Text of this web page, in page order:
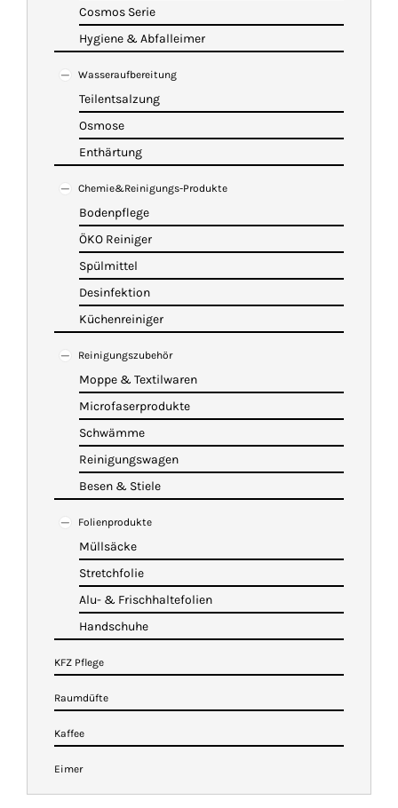
Cosmos Serie
Hygiene & Abfalleimer
Wasseraufbereitung
Teilentsalzung
Osmose
Enthärtung
Chemie&Reinigungs-Produkte
Bodenpflege
ÖKO Reiniger
Spülmittel
Desinfektion
Küchenreiniger
Reinigungszubehör
Moppe & Textilwaren
Microfaserprodukte
Schwämme
Reinigungswagen
Besen & Stiele
Folienprodukte
Müllsäcke
Stretchfolie
Alu- & Frischhaltefolien
Handschuhe
KFZ Pflege
Raumdüfte
Kaffee
Eimer